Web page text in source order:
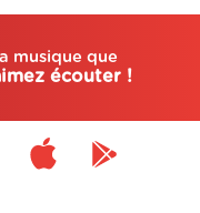
musique que
écouter !